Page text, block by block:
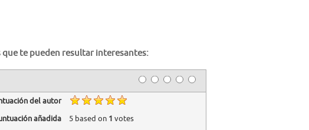
te pueden resultar interesantes:
del autor
añadida
5based on 1 votes